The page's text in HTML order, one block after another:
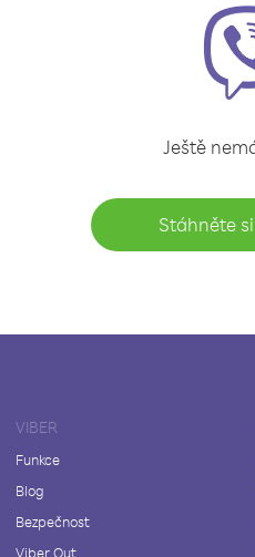
Ještě
Stáhněte
VIBER
Funkce
Blog
Bezpečnost
Viber Out